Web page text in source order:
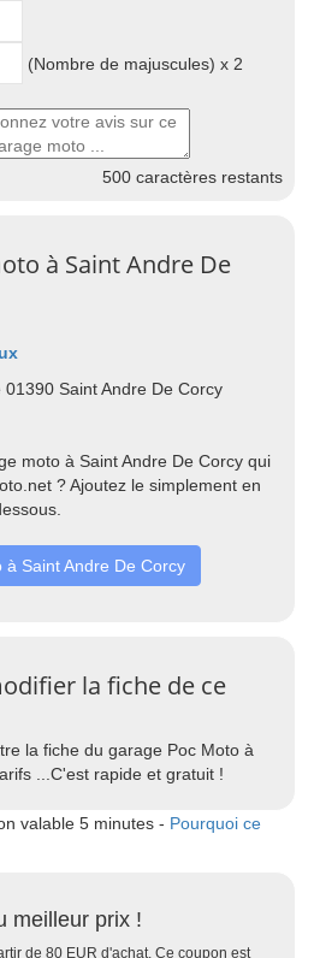
(Nombre de majuscules) x 2
500 caractères restants
à Saint Andre De
Saint Andre De Corcy
moto à Saint Andre De Corcy qui
? Ajoutez le simplement en
Saint Andre De Corcy
la fiche de ce
la fiche du garage Poc Moto à
...C'est rapide et gratuit !
valable 5 minutes - Pourquoi ce
meilleur prix !
de 80 EUR d'achat. Ce coupon est